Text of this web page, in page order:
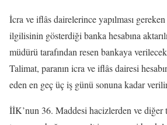
İcra ve iflâs dairelerince yapılması
ilgilisinin gösterdiği banka hesabına
müdürü tarafından resen bankaya
Talimat, paranın icra ve iflâs dairesi
eden en geç üç iş günü sonuna kadar
İİK’nun 36. Maddesi hacizlerden ve diğer